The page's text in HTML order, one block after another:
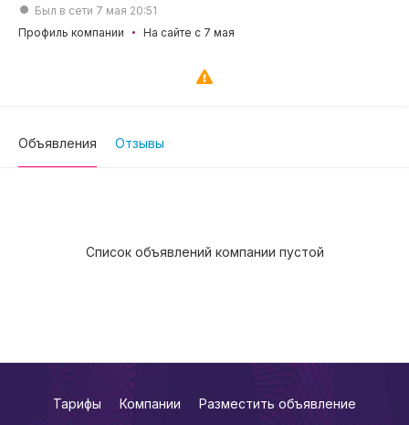
Был в сети 7 мая 20:51
Профиль компании
На сайте с 7 мая
Объявления Отзывы
Список объявлений компании пустой
Тарифы Компании Разместить объявление